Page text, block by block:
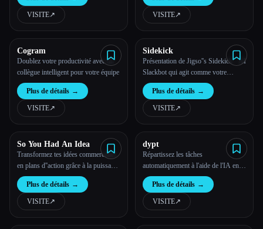
Toutes les catégories
À propos
VISITE↗︎ VISITE↗︎
Cogram
Doublez votre productivité avec un
collègue intelligent pour votre équipe
Plus de détails →
VISITE↗︎
Sidekick
Présentation de Jigso''s Sidekick - AI
Slackbot qui agit comme votre
propre assistant personnel
professionnel.
Plus de détails →
VISITE↗︎
So You Had An Idea
Transformez tes idées commerciales
en plans d''action grâce à la puissance
de l''IA
Plus de détails →
VISITE↗︎
dypt
Répartissez les tâches
automatiquement à l'aide de l'IA en
sous-tâches plus faciles à gérer et
surmontez les blocages mentaux
Plus de détails →
VISITE↗︎